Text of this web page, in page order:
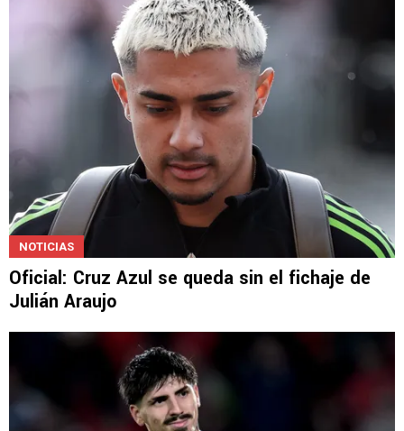
NOTICIAS
Oficial: Cruz Azul se queda sin el fichaje de
Julián Araujo